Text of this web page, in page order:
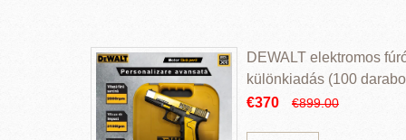
DEWALT elektromos
különkiadás (100
€370
€899.00